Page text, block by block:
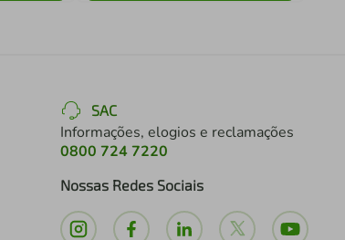
SAC
Informações, elogios e reclamações
0800 724 7220
Nossas Redes Sociais